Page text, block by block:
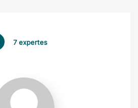
7 expertes
Rim
Driouich
Chaouachi